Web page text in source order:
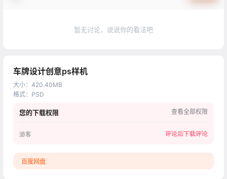
暂无讨论，说说你的看法吧
车牌设计创意ps样机
大小： 420.40MB
格式： PSD
您的下载权限 查看全部权限
游客 评论后下载评论
百度网盘